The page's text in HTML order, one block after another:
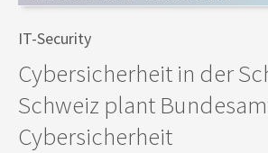
IT-Security
Cybersicherheit in der
Schweiz plant
Cybersicherheit